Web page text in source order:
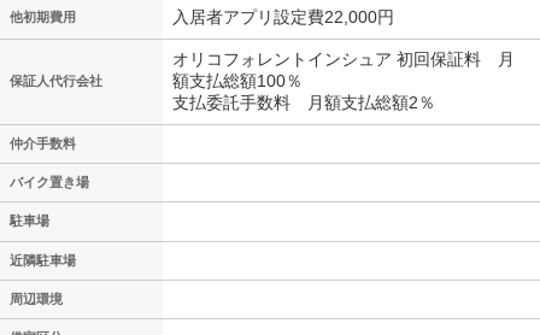
他初期費用 入居者アプリ設定費22,000円
保証人代行会社
オリコフォレントインシュア 初回保証料 月
額支払総額100％
支払委託手数料 月額支払総額2％
仲介手数料
バイク置き場
駐車場
近隣駐車場
周辺環境